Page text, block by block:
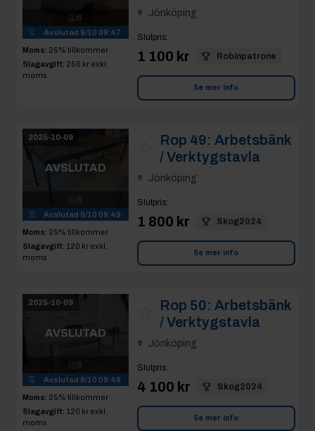
6
Avslutad 9/10 09:47
Moms: 25% tillkommer
Slagavgift: 250 kr exkl.
moms
Jönköping
Slutpris:
1 100 kr Robinpatrone
Se mer info
2025-10-09
AVSLUTAD
Avslutad 9/10 09:49
Moms: 25% tillkommer
Slagavgift: 120 kr exkl.
moms
Rop 49: Arbetsbänk
/ Verktygstavla
Jönköping
Slutpris:
1 800 kr Skog2024
Se mer info
2025-10-09
AVSLUTAD
8
Avslutad 9/10 09:49
Moms: 25% tillkommer
Slagavgift: 120 kr exkl.
moms
Rop 50: Arbetsbänk
/ Verktygstavla
Jönköping
Slutpris:
4 100 kr Skog2024
Se mer info